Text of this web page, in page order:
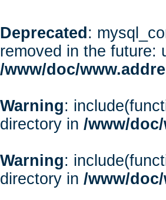
Deprecated :
removed in the future:
/www/doc/
Warning:
directory in /www/
Warning:
directory in /www/